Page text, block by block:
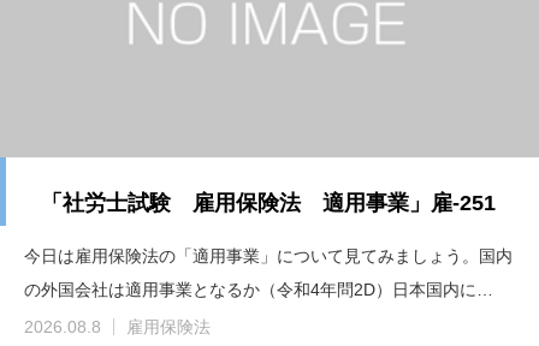
「社労士試験 雇用保険法 適用事業」雇-251
今日は雇用保険法の「適用事業」について見てみましょう。国内
の外国会社は適用事業となるか（令和4年問2D）日本国内に…
2026.08.8
雇用保険法